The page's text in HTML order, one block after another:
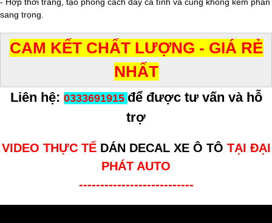
sang trọng.
CAM KẾT CHẤT LƯỢNG - GIÁ RẺ
NHẤT
Liên hệ: 0333691915 để được tư vấn và hỗ
trợ
VIDEO THỰC TẾ DÁN DECAL XE Ô TÔ TẠI ĐẠI
PHÁT AUTO
---------------------------